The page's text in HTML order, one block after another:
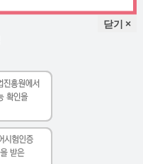
닫기 ×